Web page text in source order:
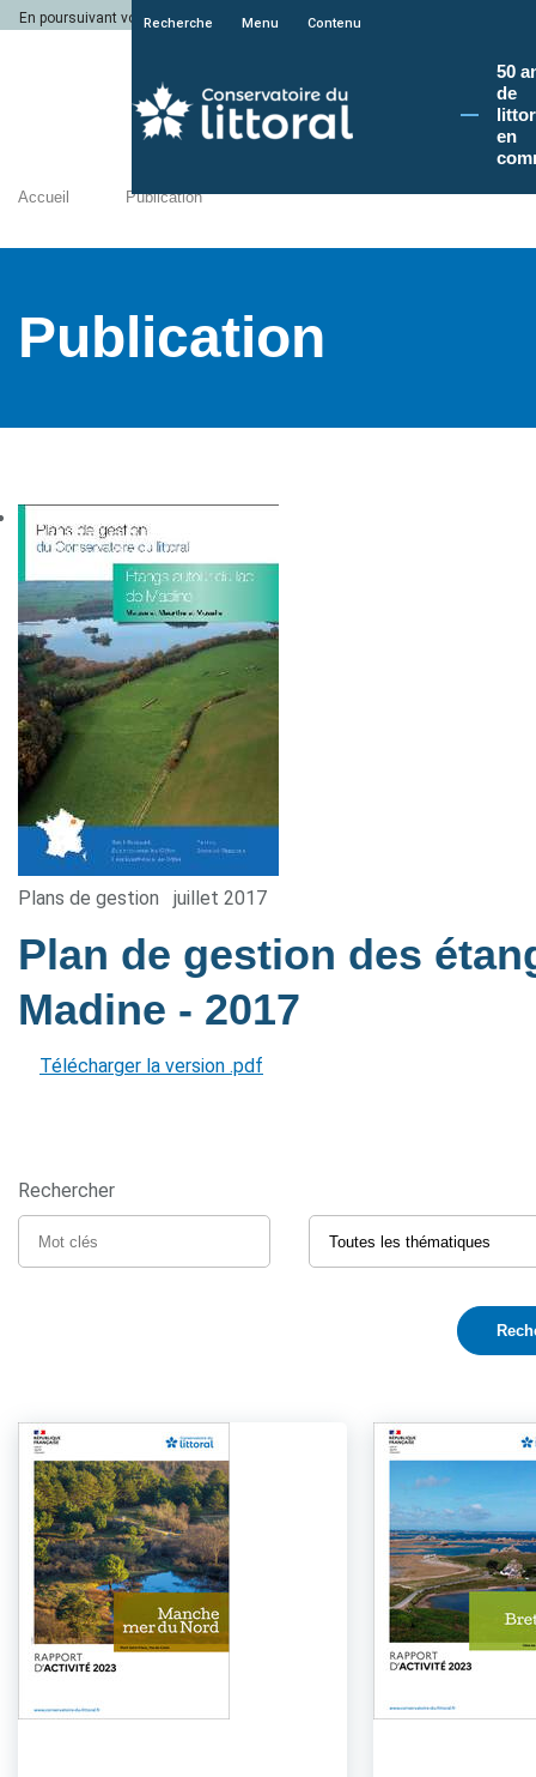
En poursuivant votre navigation sur le site du Conservatoire du littoral, vous
Recherche Menu Contenu
50
de
en
Accueil Publication
Publication
Plans de gestion juillet 2017
Plan de gestion des
Madine - 2017
Télécharger la version .pdf
Rechercher